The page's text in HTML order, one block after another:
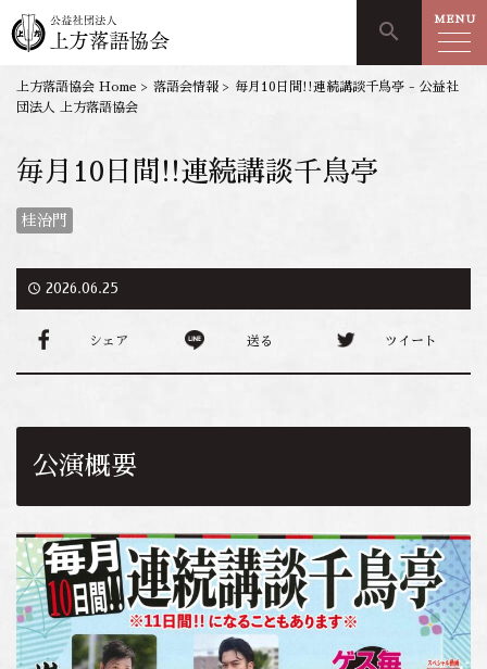
search MENU
上方落語協会 Home > 落語会情報 > 毎月10日間!!連続講談千鳥亭 - 公益社
団法人 上方落語協会
毎月10日間!!連続講談千鳥亭
桂治門
access_time 2026.06.25
シェア 送る ツイート
公演概要